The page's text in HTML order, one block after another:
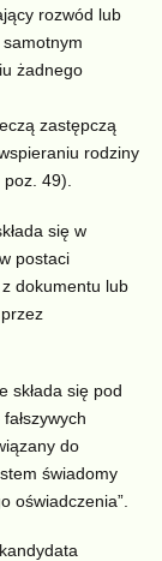
rozwód lub
żadnego
zastępczą
rodziny
poz. 49).
się w
postaci
dokumentu lub
składa się pod
do
świadomy
oświadczenia”.